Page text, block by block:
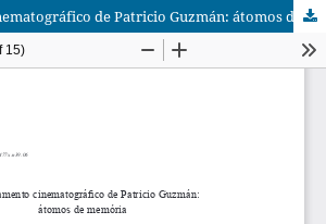
O pensamento cinematográfico de Patricio Guzmán: átomos de memória